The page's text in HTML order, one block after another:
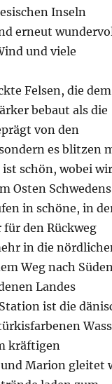
Inseln
erneut
und viele
Felsen, die dem
bebaut als die
von den
es blitzen
ist schön, wobei wir
Osten Schwedens
in schöne, in
den Rückweg
in die
Weg nach
Landes
ist die
kräftigen
Marion gleitet